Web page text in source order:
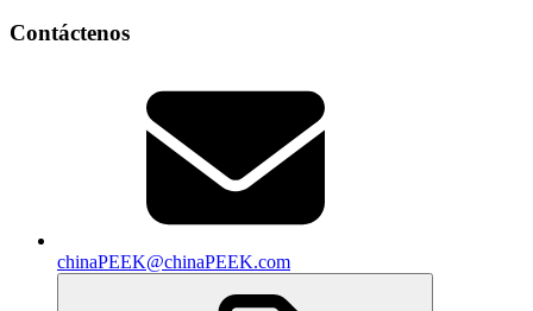
Contáctenos
chinaPEEK@chinaPEEK.com